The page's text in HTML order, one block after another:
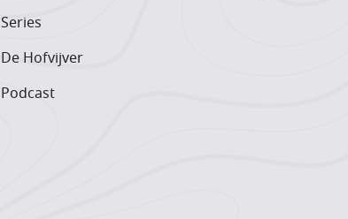
Series
De Hofvijver
Podcast